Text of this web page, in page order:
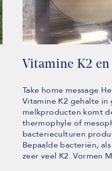
Vitamine K2
Take home message
Vitamine K2 gehalte
melkproducten komt
thermophyle of
bacterieculturen
Bepaalde bacteriën,
zeer veel K2. Vormen